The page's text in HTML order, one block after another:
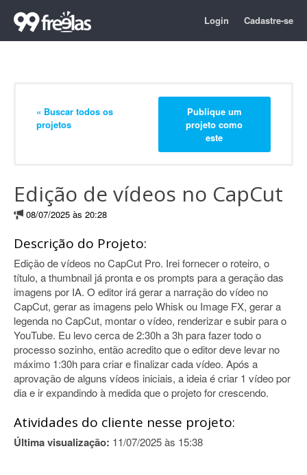
Login Cadastre-se
« Buscar todos os
projetos
Publique um
projeto como
este
Edição de vídeos no CapCut
08/07/2025 às 20:28
Descrição do Projeto:
Edição de vídeos no CapCut Pro. Irei fornecer o roteiro, o
título, a thumbnail já pronta e os prompts para a geração das
imagens por IA. O editor irá gerar a narração do vídeo no
CapCut, gerar as imagens pelo Whisk ou Image FX, gerar a
legenda no CapCut, montar o vídeo, renderizar e subir para o
YouTube. Eu levo cerca de 2:30h a 3h para fazer todo o
processo sozinho, então acredito que o editor deve levar no
máximo 1:30h para criar e finalizar cada vídeo. Após a
aprovação de alguns vídeos iniciais, a ideia é criar 1 vídeo por
dia e ir expandindo à medida que o projeto for crescendo.
Atividades do cliente nesse projeto:
Última visualização: 11/07/2025 às 15:38